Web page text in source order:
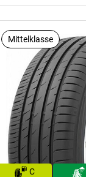
Mittelklasse
C